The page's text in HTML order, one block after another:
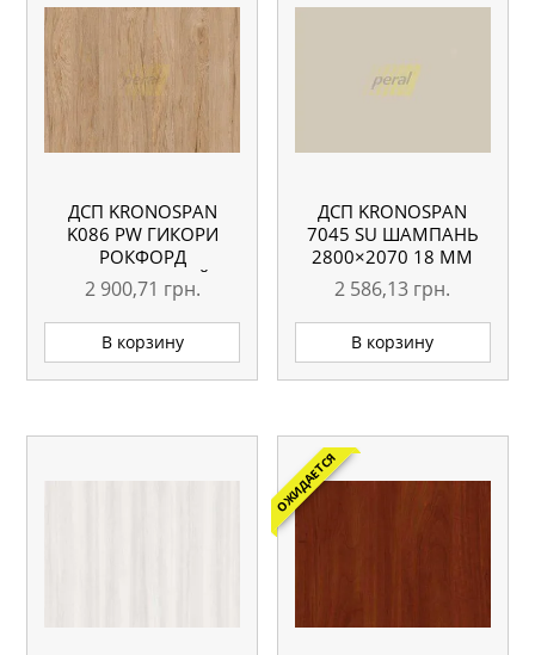
ДСП KRONOSPAN
K086 PW ГИКОРИ
РОКФОРД
НАТУРАЛЬНЫЙ
2800×2070 18 ММ
2 900,71 грн.
В корзину
ДСП KRONOSPAN
7045 SU ШАМПАНЬ
2800×2070 18 ММ
2 586,13 грн.
В корзину
ОЖИДАЕТСЯ